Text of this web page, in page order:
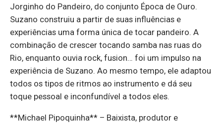
Jorginho do Pandeiro, do conjunto Época de Ouro.
Suzano construiu a partir de suas influências e
experiências uma forma única de tocar pandeiro. A
combinação de crescer tocando samba nas ruas do
Rio, enquanto ouvia rock, fusion… foi um impulso na
experiência de Suzano. Ao mesmo tempo, ele adaptou
todos os tipos de ritmos ao instrumento e dá seu
toque pessoal e inconfundível a todos eles.
**Michael Pipoquinha** – Baixista, produtor e